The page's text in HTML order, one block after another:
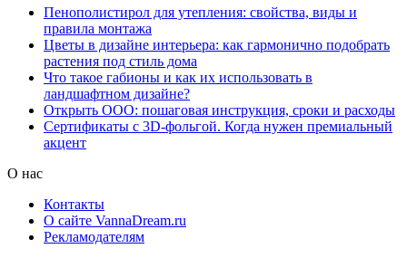
Пенополистирол для утепления: свойства, виды и
правила монтажа
Цветы в дизайне интерьера: как гармонично подобрать
растения под стиль дома
Что такое габионы и как их использовать в
ландшафтном дизайне?
Открыть ООО: пошаговая инструкция, сроки и расходы
Сертификаты с 3D-фольгой. Когда нужен премиальный
акцент
О нас
Контакты
О сайте VannaDream.ru
Рекламодателям